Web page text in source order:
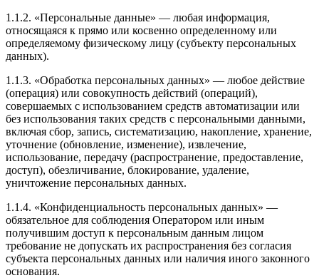
1.1.2. «Персональные данные» — любая информация,
относящаяся к прямо или косвенно определенному или
определяемому физическому лицу (субъекту персональных
данных).
1.1.3. «Обработка персональных данных» — любое действие
(операция) или совокупность действий (операций),
совершаемых с использованием средств автоматизации или
без использования таких средств с персональными данными,
включая сбор, запись, систематизацию, накопление, хранение,
уточнение (обновление, изменение), извлечение,
использование, передачу (распространение, предоставление,
доступ), обезличивание, блокирование, удаление,
уничтожение персональных данных.
1.1.4. «Конфиденциальность персональных данных» —
обязательное для соблюдения Оператором или иным
получившим доступ к персональным данным лицом
требование не допускать их распространения без согласия
субъекта персональных данных или наличия иного законного
основания.